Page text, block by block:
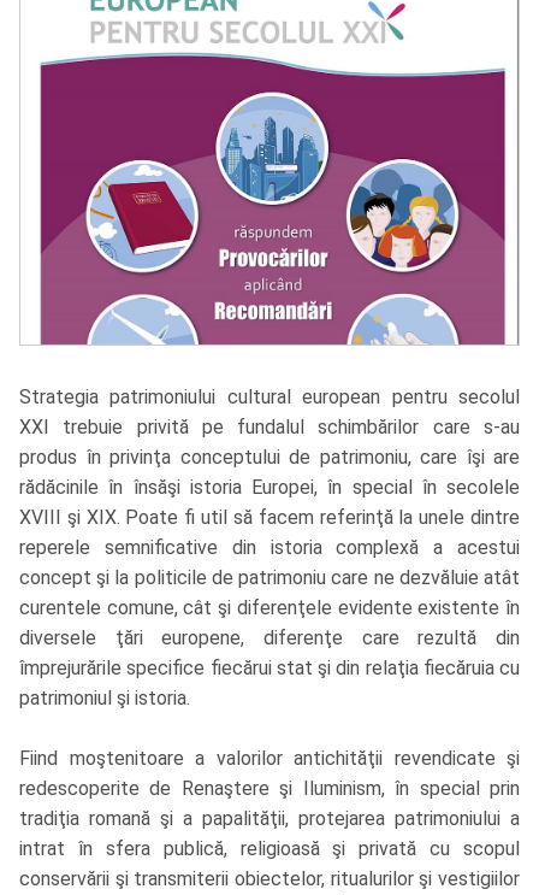
Strategia patrimoniului cultural european pentru secolul
XXI trebuie privită pe fundalul schimbărilor care s-au
produs în privinţa conceptului de patrimoniu, care îşi are
rădăcinile în însăşi istoria Europei, în special în secolele
XVIII şi XIX. Poate fi util să facem referinţă la unele dintre
reperele semnificative din istoria complexă a acestui
concept şi la politicile de patrimoniu care ne dezvăluie atât
curentele comune, cât şi diferenţele evidente existente în
diversele ţări europene, diferenţe care rezultă din
împrejurările specifice fiecărui stat şi din relaţia fiecăruia cu
patrimoniul şi istoria.
Fiind moştenitoare a valorilor antichităţii revendicate şi
redescoperite de Renaştere şi Iluminism, în special prin
tradiţia romană şi a papalităţii, protejarea patrimoniului a
intrat în sfera publică, religioasă şi privată cu scopul
conservării şi transmiterii obiectelor, ritualurilor şi vestigiilor